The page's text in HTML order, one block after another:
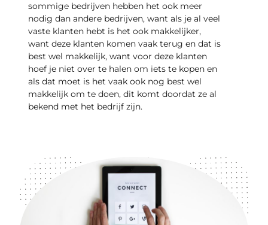
sommige bedrijven hebben het ook meer
nodig dan andere bedrijven, want als je al veel
vaste klanten hebt is het ook makkelijker,
want deze klanten komen vaak terug en dat is
best wel makkelijk, want voor deze klanten
hoef je niet over te halen om iets te kopen en
als dat moet is het vaak ook nog best wel
makkelijk om te doen, dit komt doordat ze al
bekend met het bedrijf zijn.